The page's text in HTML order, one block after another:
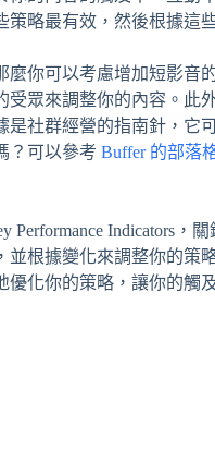
略最有效，然後根據這
麼你可以考慮增加短影音
眾來調整你的內容。此
社群經營的指南針，它
？可以參考 Buffer 的部落
Performance Indicators，
根據變化來調整你的策
化你的策略，讓你的觸